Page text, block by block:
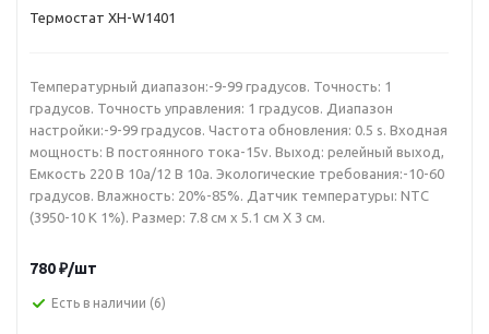
Термостат XH-W1401
Температурный диапазон:-9-99 градусов. Точность: 1
градусов. Точность управления: 1 градусов. Диапазон
настройки:-9-99 градусов. Частота обновления: 0.5 s. Входная
мощность: В постоянного тока-15v. Выход: релейный выход,
Емкость 220 В 10a/12 В 10а. Экологические требования:-10-60
градусов. Влажность: 20%-85%. Датчик температуры: NTC
(3950-10 К 1%). Размер: 7.8 см x 5.1 см X 3 см.
780₽/шт
Есть в наличии (6)